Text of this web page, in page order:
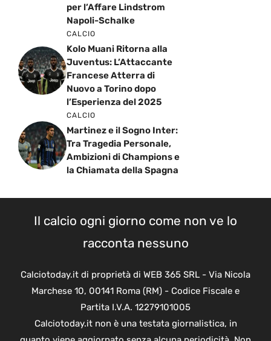
per l’Affare Lindstrom
Napoli-Schalke
CALCIO
Kolo Muani Ritorna alla
Juventus: L’Attaccante
Francese Atterra di
Nuovo a Torino dopo
l’Esperienza del 2025
CALCIO
Martinez e il Sogno Inter:
Tra Tragedia Personale,
Ambizioni di Champions e
la Chiamata della Spagna
Il calcio ogni giorno come non ve lo
racconta nessuno
Calciotoday.it di proprietà di WEB 365 SRL - Via Nicola
Marchese 10, 00141 Roma (RM) - Codice Fiscale e
Partita I.V.A. 12279101005
Calciotoday.it non è una testata giornalistica, in